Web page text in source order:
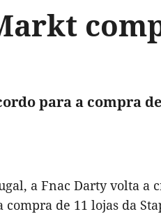
para a compra
a Fnac Darty volta a
de 11 lojas da